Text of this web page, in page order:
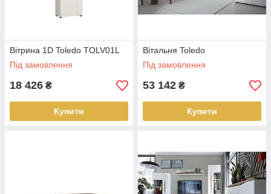
Вітрина 1D Toledo TOLV01L
Під замовлення
18 426 ₴
Купити
Вітальня Toledo
Під замовлення
53 142 ₴
Купити